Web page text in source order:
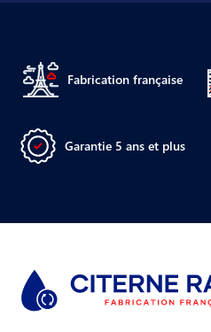
Fabrication française
Garantie 5 ans et plus